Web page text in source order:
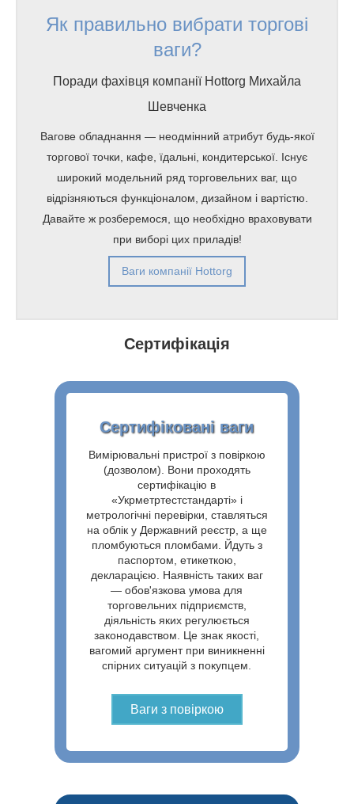
Як правильно вибрати торгові
ваги?
Поради фахівця компанії Hottorg Михайла
Шевченка
Вагове обладнання — неодмінний атрибут будь-якої
торгової точки, кафе, їдальні, кондитерської. Існує
широкий модельний ряд торговельних ваг, що
відрізняються функціоналом, дизайном і вартістю.
Давайте ж розберемося, що необхідно враховувати
при виборі цих приладів!
Ваги компанії Hottorg
Сертифікація
Сертифіковані ваги
Вимірювальні пристрої з повіркою
(дозволом). Вони проходять
сертифікацію в
«Укрметртестстандарті» і
метрологічні перевірки, ставляться
на облік у Державний реєстр, а ще
пломбуються пломбами. Йдуть з
паспортом, етикеткою,
декларацією. Наявність таких ваг
— обов'язкова умова для
торговельних підприємств,
діяльність яких регулюється
законодавством. Це знак якості,
вагомий аргумент при виникненні
спірних ситуацій з покупцем.
Ваги з повіркою